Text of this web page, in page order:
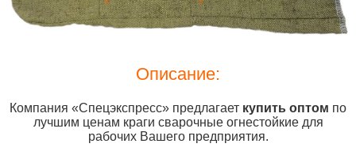
Описание:
Компания «Спецэкспресс» предлагает купить оптом по
лучшим ценам краги сварочные огнестойкие для
рабочих Вашего предприятия.